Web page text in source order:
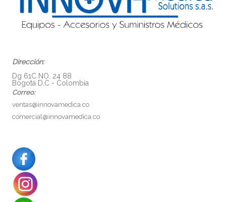
Dirección:
Dg 61C NO. 24 88
Bogotá D.C - Colombia
Correo:
ventas@innovamedica.co
comercial@innovamedica.co